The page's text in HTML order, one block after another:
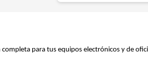
para tus equipos electrónicos y de